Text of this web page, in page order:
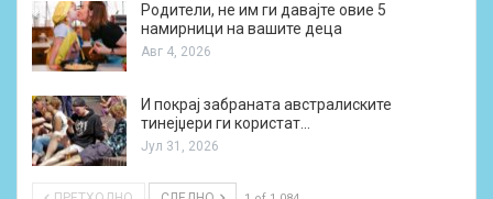
Родители, не им ги давајте овие 5
намирници на вашите деца
Авг 4, 2026
И покрај забраната австралиските
тинејџери ги користат…
Јул 31, 2026